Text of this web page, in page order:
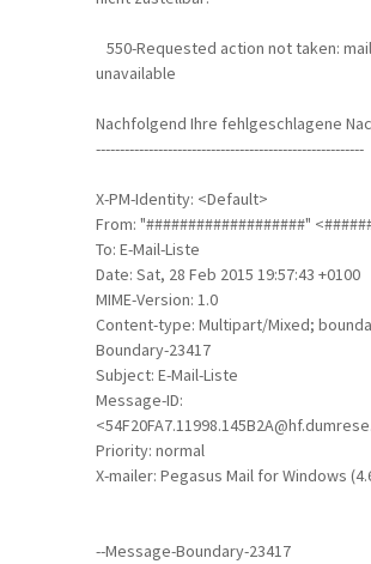
550-Requested action not taken:
unavailable
Nachfolgend Ihre fehlgeschlagene
--------------------------------------------------------
X-PM-Identity: <Default>
From: "###################"
To: E-Mail-Liste
Date: Sat, 28 Feb 2015 19:57:43 +0100
MIME-Version: 1.0
Content-type: Multipart/Mixed;
Boundary-23417
Subject: E-Mail-Liste
Message-ID:
Priority: normal
X-mailer: Pegasus Mail for Windows
--Message-Boundary-23417